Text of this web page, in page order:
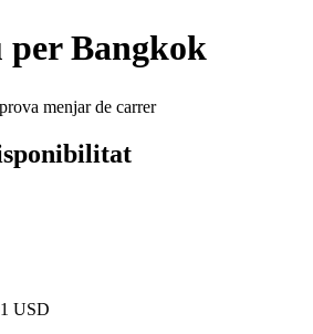
per Bangkok
menjar de carrer
USD